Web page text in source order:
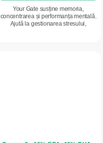
Your Gate susține memoria,
concentrarea și performanța mentală.
Ajută la gestionarea stresului,